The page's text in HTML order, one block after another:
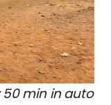
50 min in auto